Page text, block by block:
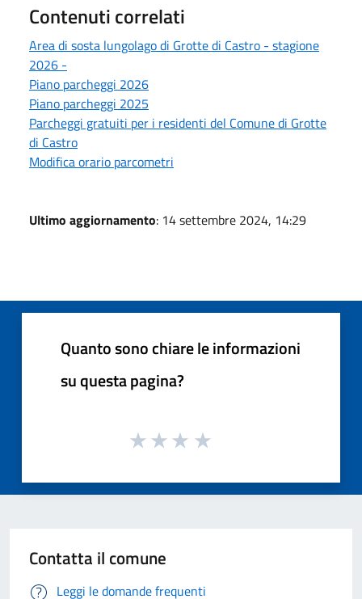
Contenuti correlati
Area di sosta lungolago di Grotte di Castro - stagione
2026 -
Piano parcheggi 2026
Piano parcheggi 2025
Parcheggi gratuiti per i residenti del Comune di Grotte
di Castro
Modifica orario parcometri
Ultimo aggiornamento: 14 settembre 2024, 14:29
Quanto sono chiare le informazioni
su questa pagina?
Contatta il comune
Leggi le domande frequenti